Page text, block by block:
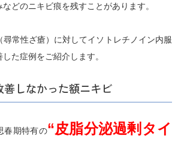
どのニキビ痕を残すことがあります。
常性ざ瘡）に対してイソトレチノイン内服
た症例をご紹介します。
しなかった額ニキビ
春期特有の“皮脂分泌過剰タイ